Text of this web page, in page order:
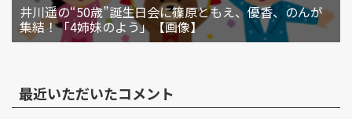
井川遥の“50歳”誕生日会に篠原ともえ、優香、のんが
集結！「4姉妹のよう」【画像】
最近いただいたコメント